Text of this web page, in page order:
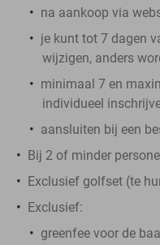
na aankoop via
je kunt tot 7 dagen
wijzigen, anders
minimaal 7 en
individueel
aansluiten bij een
Bij 2 of minder
Exclusief golfset (te
Exclusief:
greenfee voor de